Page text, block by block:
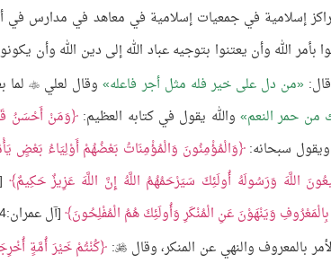
إسلامية في جمعيات إسلامية في معاهد في مدارس في
بأمر الله وأن يعتنوا بتوجيه عباد الله إلى دين الله وأن
من دل على خير فله مثل أجر فاعله وقال لعلي لما
من حمر النعم والله يقول في كتابه العظيم: وَمَنْ أَحْسَنُ
وَالْمُؤْمِنُونَ وَالْمُؤْمِنَاتُ بَعْضُهُمْ أَوْلِيَاءُ بَعْضٍ
اللَّهَ وَرَسُولَهُ أُولَئِكَ سَيَرْحَمُهُمُ اللَّهُ إِنَّ اللَّهَ عَزِيزٌ حَكِيمٌ
وَيَنْهَوْنَ عَنِ الْمُنْكَرِ وَأُولَئِكَ هُمُ الْمُفْلِحُونَ
بالمعروف والنهي عن المنكر، وقال 
: كُنْتُمْ خَيْرَ أُمَّةٍ